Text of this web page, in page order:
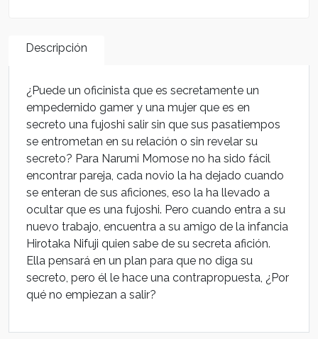
Descripción
¿Puede un oficinista que es secretamente un
empedernido gamer y una mujer que es en
secreto una fujoshi salir sin que sus pasatiempos
se entrometan en su relación o sin revelar su
secreto? Para Narumi Momose no ha sido fácil
encontrar pareja, cada novio la ha dejado cuando
se enteran de sus aficiones, eso la ha llevado a
ocultar que es una fujoshi. Pero cuando entra a su
nuevo trabajo, encuentra a su amigo de la infancia
Hirotaka Nifuji quien sabe de su secreta afición.
Ella pensará en un plan para que no diga su
secreto, pero él le hace una contrapropuesta, ¿Por
qué no empiezan a salir?